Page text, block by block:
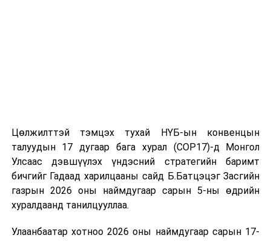
Санхүүгийн хэмнэлтийн горимыг 2026 оны
арванхоёрдугаар сарын 31 хүртэл мөрдөнө. Харин
эрүүл мэндийн салбар уг хэмнэлтийн горимд
хамрагдахгүй бөгөөд цэцэрлэг, сургуулийн хүүхдийн
эрт илрүүлэг, вакцинжуулалт, томуу, томуу төст
өвчний эсрэг арга хэмжээ зэрэг зайлшгүй
үргэлжилнэ гэж Ерөнхий сайд Н.Учрал онцоллоо.
Цөлжилттэй тэмцэх тухай НҮБ-ын конвенцын
талуудын 17 дугаар бага хурал (COP17)-д Монгол
Улсаас дэвшүүлэх үндэсний стратегийн баримт
бичгийг Гадаад харилцааны сайд Б.Батцэцэг Засгийн
газрын 2026 оны наймдугаар сарын 5-ны өдрийн
хуралдаанд танилцууллаа.
Улаанбаатар хотноо 2026 оны наймдугаар сарын 17-